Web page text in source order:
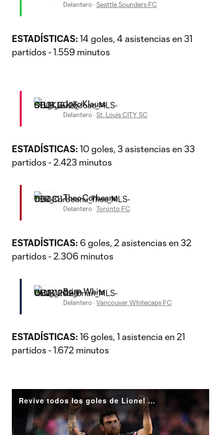
Delantero · Seattle Sounders FC
ESTADÍSTICAS: 14 goles, 4 asistencias en 31
partidos - 1.559 minutos
João Klauss
Delantero · St. Louis CITY SC
ESTADÍSTICAS: 10 goles, 3 asistencias en 33
partidos - 2.423 minutos
Theo Corbeanu
Delantero ·Toronto FC
ESTADÍSTICAS: 6 goles, 2 asistencias en 32
partidos - 2.306 minutos
Brian White
Delantero ·Vancouver Whitecaps FC
ESTADÍSTICAS: 16 goles, 1 asistencia en 21
partidos - 1.672 minutos
Revive todos los goles de Lionel Messi en la temporada 2025